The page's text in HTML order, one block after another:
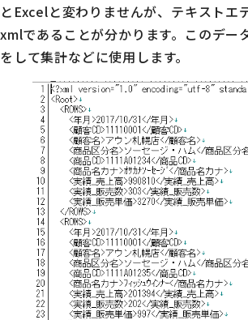
とExcelと変わりませんが、テキストエ
xmlであることが分かります。このデー
をして集計などに使用します。